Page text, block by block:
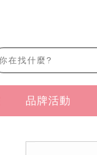
品牌活動